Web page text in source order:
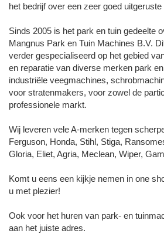
het bedrijf over een zeer goed
Sinds 2005 is het park en tuin gedeelte
Mangnus Park en Tuin Machines B.V.
verder gespecialiseerd op het gebied
en reparatie van diverse merken park
industriële veegmachines,
voor stratenmakers, voor zowel de
professionele markt.
Wij leveren vele A-merken tegen
Ferguson, Honda, Stihl, Stiga,
Gloria, Eliet, Agria, Meclean, Wiper,
Komt u eens een kijkje nemen in one
u met plezier!
Ook voor het huren van park- en
aan het juiste adres.